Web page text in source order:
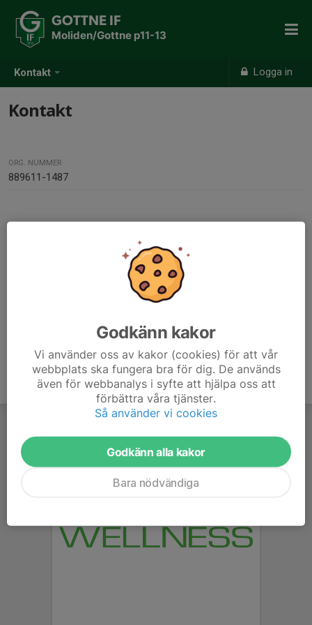
Kontakt Logga in
GOTTNE IF
Moliden/Gottne p11-13
Kontakt
ORG. NUMMER
889611-1487
Godkänn kakor
Vi använder oss av kakor (cookies) för att vår
webbplats ska fungera bra för dig. De används
även för webbanalys i syfte att hjälpa oss att
förbättra våra tjänster.
Så använder vi cookies
Godkänn alla kakor
Bara nödvändiga